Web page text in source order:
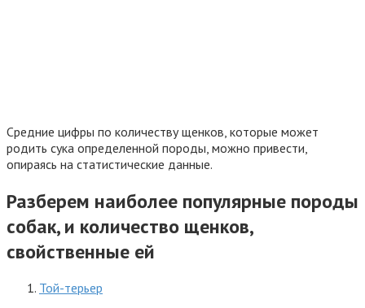
Средние цифры по количеству щенков, которые может
родить сука определенной породы, можно привести,
опираясь на статистические данные.
Разберем наиболее популярные породы
собак, и количество щенков,
свойственные ей
Той-терьер